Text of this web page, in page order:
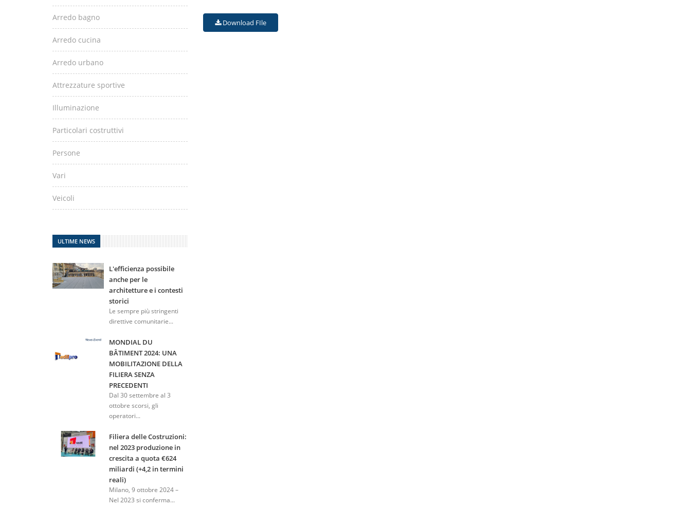
Download FIle
Arredo bagno
Arredo cucina
Arredo urbano
Attrezzature sportive
Illuminazione
Particolari costruttivi
Persone
Vari
Veicoli
ULTIME NEWS
L'efficienza possibile
anche per le
architetture e i contesti
storici
Le sempre più stringenti
direttive comunitarie...
MONDIAL DU
BÂTIMENT 2024: UNA
MOBILITAZIONE DELLA
FILIERA SENZA
PRECEDENTI
Dal 30 settembre al 3
ottobre scorsi, gli
operatori...
Filiera delle Costruzioni:
nel 2023 produzione in
crescita a quota €624
miliardi (+4,2 in termini
reali)
Milano, 9 ottobre 2024 –
Nel 2023 si conferma...